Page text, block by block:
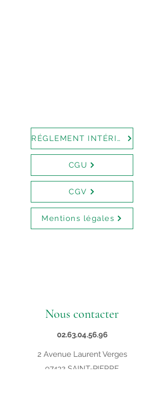
RÉGLEMENT INTÉRIEUR
CGU
CGV
Mentions légales
Nous contacter
02.63.04.56.96
2 Avenue Laurent Verges
97432 SAINT-PIERRE